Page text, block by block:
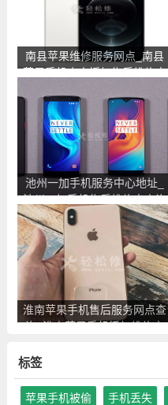
南县苹果维修服务网点_南县
苹果手机官方授权售后维修中
池州一加手机服务中心地址_
池州一加手机售后维修点查询
淮南苹果手机售后服务网点查
询_淮南苹果手机授权维修中
标签
苹果手机被偷 手机丢失